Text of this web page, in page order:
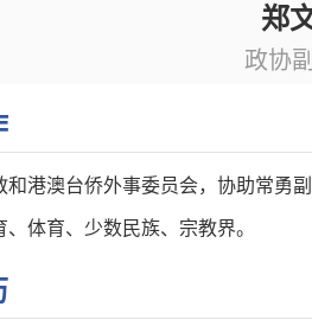
郑
政协
和港澳台侨外事委员会，协助常勇
、体育、少数民族、宗教界。